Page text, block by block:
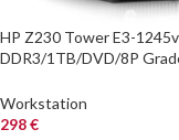
HP Z230 Tower E3-
DDR3/1TB/DVD/8P
Workstation
298€